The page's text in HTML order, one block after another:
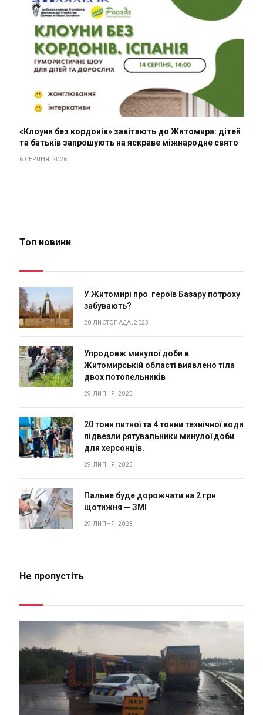
«Клоуни без кордонів» завітають до Житомира: дітей
та батьків запрошують на яскраве міжнародне свято
6 СЕРПНЯ, 2026
Топ новини
У Житомирі про героїв Базару потроху
забувають?
20 ЛИСТОПАДА, 2023
Упродовж минулої доби в
Житомирській області виявлено тіла
двох потопельників
29 ЛИПНЯ, 2023
20 тонн питної та 4 тонни технічної води
підвезли рятувальники минулої доби
для херсонців.
29 ЛИПНЯ, 2023
Пальне буде дорожчати на 2 грн
щотижня — ЗМІ
29 ЛИПНЯ, 2023
Не пропустіть